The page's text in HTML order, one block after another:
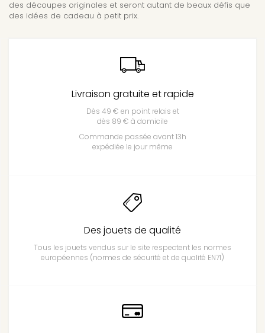
des découpes originales et seront autant de beaux défis que
des idées de cadeau à petit prix.
Livraison gratuite et rapide
Dès 49 € en point relais et
dès 89 € à domicile
Commande passée avant 13h
expédiée le jour même
Des jouets de qualité
Tous les jouets vendus sur le site respectent les normes
européennes (normes de sécurité et de qualité EN71)